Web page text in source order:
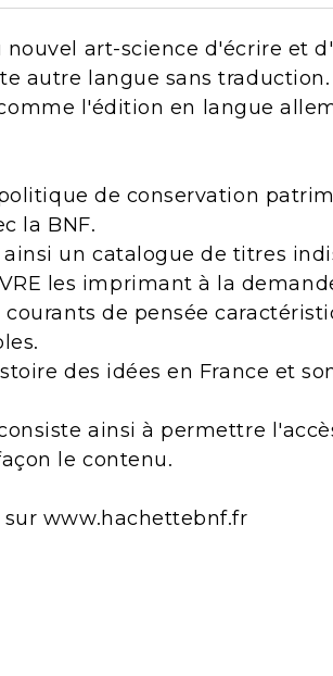
nouvel art-science d'écrire et
autre langue sans
l'édition en langue
de conservation
la BNF.
ainsi un catalogue de titres
les imprimant à la
de pensée
des idées en France et
ainsi à permettre
le contenu.
www.hachettebnf.fr